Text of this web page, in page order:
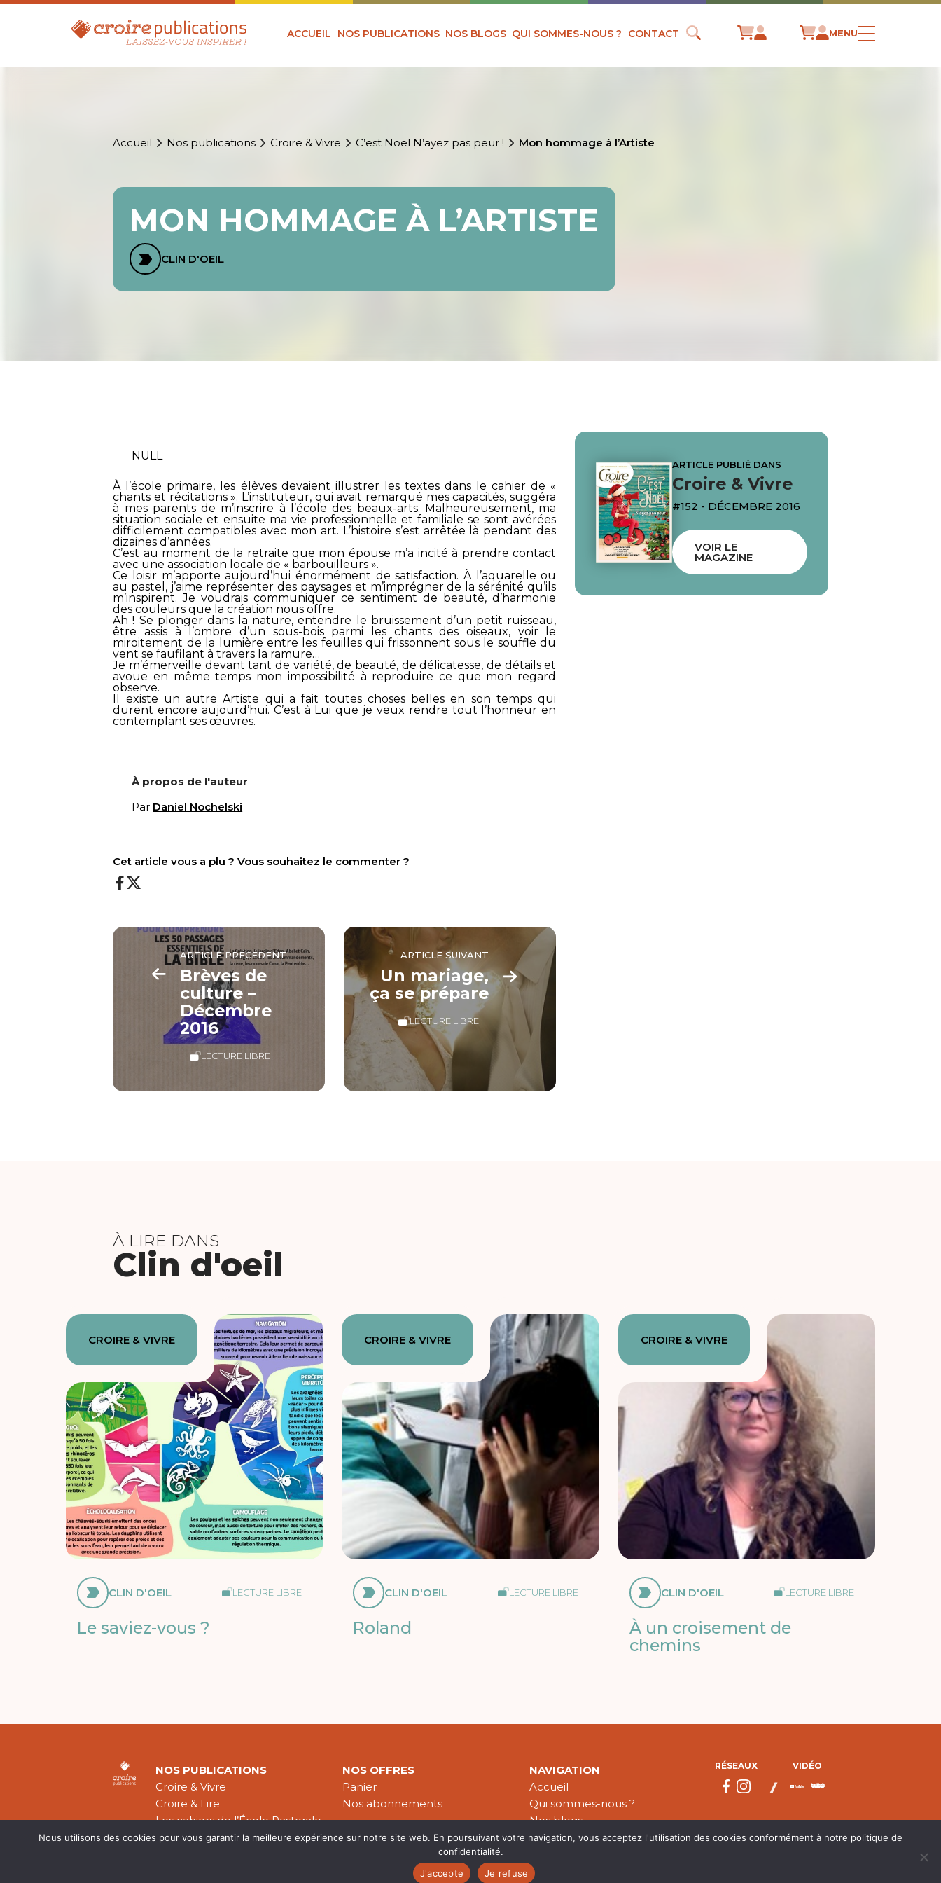
ACCUEIL NOS PUBLICATIONS NOS BLOGS QUI SOMMES-NOUS ? CONTACT MENU
Accueil Nos publications Croire & Vivre C’est Noël N’ayez pas peur ! Mon hommage à l’Artiste
MON HOMMAGE À L’ARTISTE
CLIN D'OEIL
NULL
À l’école primaire, les élèves devaient illustrer les textes dans le cahier de «
chants et récitations ». L’instituteur, qui avait remarqué mes capacités, suggéra
à mes parents de m’inscrire à l’école des beaux-arts. Malheureusement, ma
situation sociale et ensuite ma vie professionnelle et familiale se sont avérées
difficilement compatibles avec mon art. L’histoire s’est arrêtée là pendant des
dizaines d’années.
C’est au moment de la retraite que mon épouse m’a incité à prendre contact
avec une association locale de « barbouilleurs ».
Ce loisir m’apporte aujourd’hui énormément de satisfaction. À l’aquarelle ou
au pastel, j’aime représenter des paysages et m’imprégner de la sérénité qu’ils
m’inspirent. Je voudrais communiquer ce sentiment de beauté, d’harmonie
des couleurs que la création nous offre.
Ah ! Se plonger dans la nature, entendre le bruissement d’un petit ruisseau,
être assis à l’ombre d’un sous-bois parmi les chants des oiseaux, voir le
miroitement de la lumière entre les feuilles qui frissonnent sous le souffle du
vent se faufilant à travers la ramure…
Je m’émerveille devant tant de variété, de beauté, de délicatesse, de détails et
avoue en même temps mon impossibilité à reproduire ce que mon regard
observe.
Il existe un autre Artiste qui a fait toutes choses belles en son temps qui
durent encore aujourd’hui. C’est à Lui que je veux rendre tout l’honneur en
contemplant ses œuvres.
À propos de l'auteur
Par Daniel Nochelski
Cet article vous a plu ? Vous souhaitez le commenter ?
ARTICLE PRÉCÉDENT
Brèves de
culture –
Décembre
2016
LECTURE LIBRE
ARTICLE SUIVANT
Un mariage,
ça se prépare
LECTURE LIBRE
ARTICLE PUBLIÉ DANS
Croire & Vivre
#152 - DÉCEMBRE 2016
VOIR LE
MAGAZINE
À LIRE DANS
Clin d'oeil
CROIRE & VIVRE
CLIN D'OEIL LECTURE LIBRE
Le saviez-vous ?
CROIRE & VIVRE
CLIN D'OEIL LECTURE LIBRE
Roland
CROIRE & VIVRE
CLIN D'OEIL LECTURE LIBRE
À un croisement de
chemins
NOS PUBLICATIONS
Croire & Vivre
Croire & Lire
Les cahiers de l’École Pastorale
Théologie Évangélique
NOS OFFRES
Panier
Nos abonnements
NAVIGATION
Accueil
Qui sommes-nous ?
Nos blogs
Nos publications
RÉSEAUX VIDÉO
Nous utilisons des cookies pour vous garantir la meilleure expérience sur notre site web. En poursuivant votre navigation, vous acceptez l'utilisation des cookies conformément à notre politique de
confidentialité.
J'accepte
Je refuse